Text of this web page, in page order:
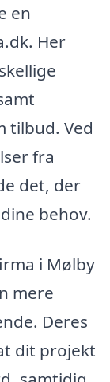
en
Her
tilbud. Ved
fra
det, der
behov.
i Mølby
mere
Deres
dit projekt